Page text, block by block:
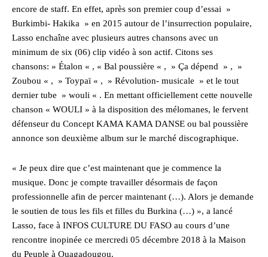
encore de staff. En effet, après son premier coup d’essai »
Burkimbi- Hakika » en 2015 autour de l’insurrection populaire,
Lasso enchaîne avec plusieurs autres chansons avec un
minimum de six (06) clip vidéo à son actif. Citons ses
chansons: » Étalon « , « Bal poussière « , » Ça dépend » , »
Zoubou « , » Toypaï « , » Révolution- musicale » et le tout
dernier tube » wouli « . En mettant officiellement cette nouvelle
chanson « WOULI » à la disposition des mélomanes, le fervent
défenseur du Concept KAMA KAMA DANSE ou bal poussière
annonce son deuxième album sur le marché discographique.
« Je peux dire que c’est maintenant que je commence la
musique. Donc je compte travailler désormais de façon
professionnelle afin de percer maintenant (…). Alors je demande
le soutien de tous les fils et filles du Burkina (…) », a lancé
Lasso, face à INFOS CULTURE DU FASO au cours d’une
rencontre inopinée ce mercredi 05 décembre 2018 à la Maison
du Peuple à Ouagadougou.